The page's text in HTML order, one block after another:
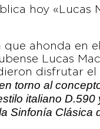
hoy «Lucas
ahonda en
Lucas
disfrutar el
torno al
italiano D.590
Sinfonía Clásica